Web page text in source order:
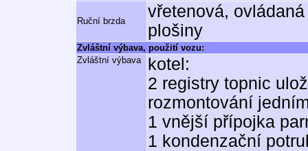
Ruční brzda
vřetenová,
plošiny
Zvláštní výbava, použití vozu:
Zvláštní výbava
kotel:
2 registry topnic
rozmontování
1 vnější přípojka
1 kondenzační